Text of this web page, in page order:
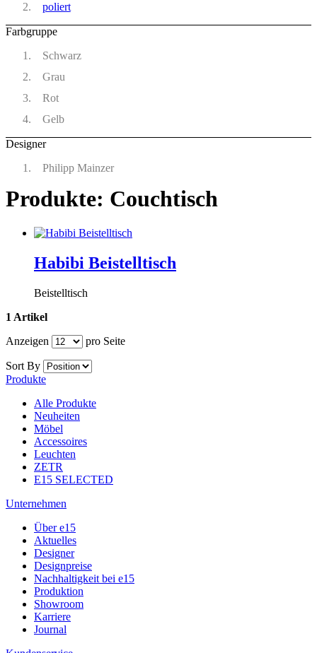
poliert
Farbgruppe
Schwarz
Grau
Rot
Gelb
Designer
Philipp Mainzer
Produkte: Couchtisch
Habibi Beistelltisch
Beistelltisch
1 Artikel
Anzeigen
pro Seite
Sort By
Produkte
Alle Produkte
Neuheiten
Möbel
Accessoires
Leuchten
ZETR
E15 SELECTED
Unternehmen
Über e15
Aktuelles
Designer
Designpreise
Nachhaltigkeit bei e15
Produktion
Showroom
Karriere
Journal